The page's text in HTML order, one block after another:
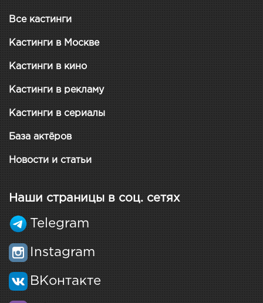
Все кастинги
Кастинги в Москве
Кастинги в кино
Кастинги в рекламу
Кастинги в сериалы
База актёров
Новости и статьи
Наши страницы в соц. сетях
Telegram
Instagram
ВКонтакте